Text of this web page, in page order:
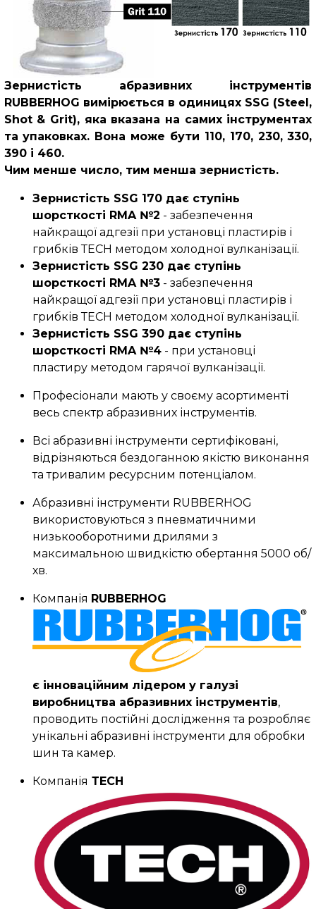
Зернистість абразивних інструментів
RUBBERHOG вимірюється в одиницях SSG (Steel,
Shot & Grit), яка вказана на самих інструментах
та упаковках. Вона може бути 110, 170, 230, 330,
390 і 460.
Чим менше число, тим менша зернистість.
Зернистість SSG 170 дає ступінь
шорсткості RMA №2 - забезпечення
найкращої адгезії при установці пластирів і
грибків ТЕСН методом холодної вулканізації.
Зернистість SSG 230 дає ступінь
шорсткості RMA №3- забезпечення
найкращої адгезії при установці пластирів і
грибків ТЕСН методом холодної вулканізації.
Зернистість SSG 390 дає ступінь
шорсткості RMA №4- при установці
пластиру методом гарячої вулканізації.
Професіонали мають у своєму асортименті
весь спектр абразивних інструментів.
Всі абразивні інструменти сертифіковані,
відрізняються бездоганною якістю виконання
та тривалим ресурсним потенціалом.
Абразивні інструменти RUBBERHOG
використовуються з пневматичними
низькооборотними дрилями з
максимальною швидкістю обертання 5000 об/
хв.
Компанія RUBBERHOG
є інноваційним лідером у галузі
виробництва абразивних інструментів,
проводить постійні дослідження та розробляє
унікальні абразивні інструменти для обробки
шин та камер.
Компанія ТЕСН